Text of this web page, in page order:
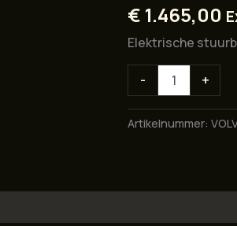
€ 1.465,00
Elektrische
-
stuurbekrachtiging
Volvo
+
Artikelnummer: